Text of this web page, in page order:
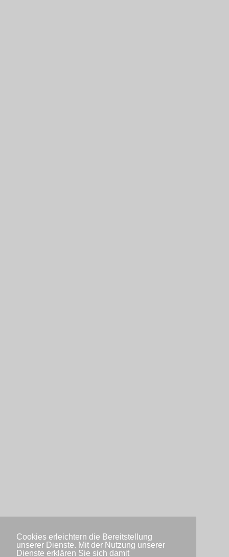
Cookies erleichtern die Bereitstellung
unserer Dienste. Mit der Nutzung unserer
Dienste erklären Sie sich damit